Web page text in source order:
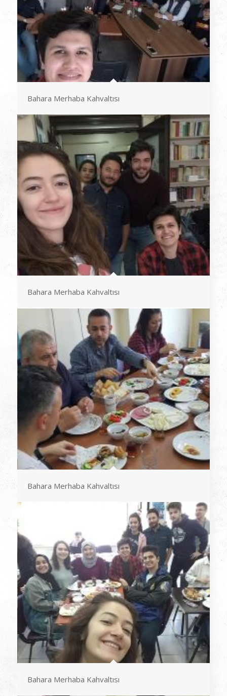
Bahara Merhaba Kahvaltısı
Bahara Merhaba Kahvaltısı
Bahara Merhaba Kahvaltısı
Bahara Merhaba Kahvaltısı